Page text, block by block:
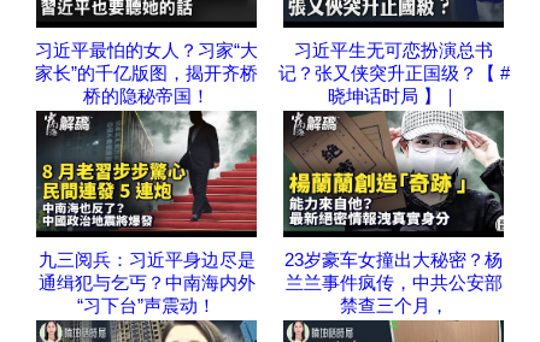
习近平最怕的女人？习家“大
家长”的千亿版图，揭开齐桥
桥的隐秘帝国！
习近平生无可恋扮演总书
记？张又侠突升正国级？【 #
晓坤话时局 】｜
九三阅兵：习近平身边尽是
通缉犯与乞丐？中南海内外
“习下台”声震动！
23岁豪车女撞出大秘密？杨
兰兰事件疯传，中共公安部
禁查三个月，